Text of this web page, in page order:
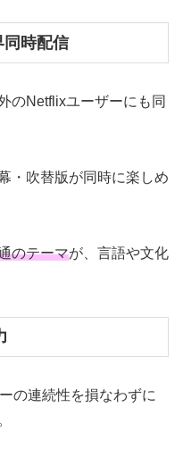
同時配信
のNetflixユーザーにも同
・吹替版が同時に楽しめ
のテーマが、言語や文化
の連続性を損なわずに